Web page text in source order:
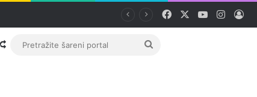
Facebook YouTube
Random članak
Pretražite